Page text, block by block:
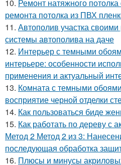
10. Ремонт натяжного
ремонта потолка из ПВХ
11. Автополив участка
системы автополива на даче
12. Интерьер с темными
интерьере: особенности
применения и актуальный
13. Комната с темными
восприятие черной отделки
14. Как пользоваться биде
15. Как работать по дереву с
Метод 2 Метод 2 из 3:
последующая обработка
16. Плюсы и минусы